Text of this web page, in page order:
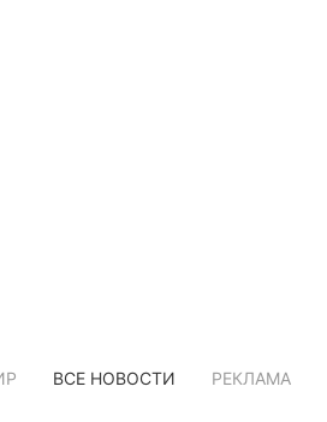
ВСЕ НОВОСТИ РЕКЛАМА